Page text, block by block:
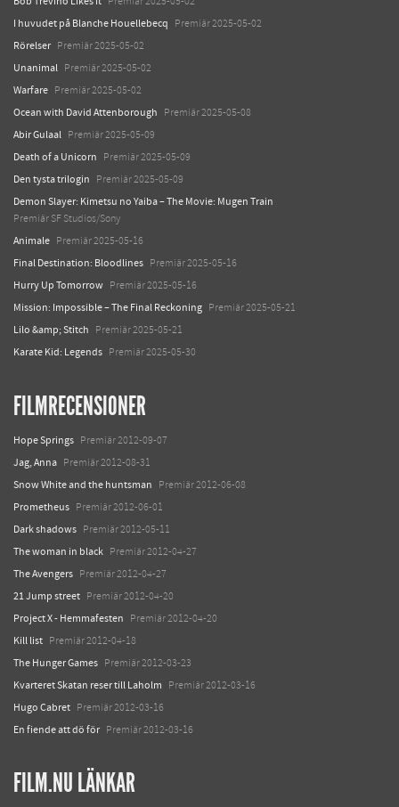
I huvudet på Blanche Houellebecq Premiär 2025-05-02
Rörelser Premiär 2025-05-02
Unanimal Premiär 2025-05-02
Warfare Premiär 2025-05-02
Ocean with David Attenborough Premiär 2025-05-08
Abir Gulaal Premiär 2025-05-09
Death of a Unicorn Premiär 2025-05-09
Den tysta trilogin Premiär 2025-05-09
Demon Slayer: Kimetsu no Yaiba – The Movie: Mugen Train
Premiär SF Studios/Sony
Animale Premiär 2025-05-16
Final Destination: Bloodlines Premiär 2025-05-16
Hurry Up Tomorrow Premiär 2025-05-16
Mission: Impossible – The Final Reckoning Premiär 2025-05-21
Lilo &amp; Stitch Premiär 2025-05-21
Karate Kid: Legends Premiär 2025-05-30
FILMRECENSIONER
Hope Springs Premiär 2012-09-07
Jag, Anna Premiär 2012-08-31
Snow White and the huntsman Premiär 2012-06-08
Prometheus Premiär 2012-06-01
Dark shadows Premiär 2012-05-11
The woman in black Premiär 2012-04-27
The Avengers Premiär 2012-04-27
21 Jump street Premiär 2012-04-20
Project X - Hemmafesten Premiär 2012-04-20
Kill list Premiär 2012-04-18
The Hunger Games Premiär 2012-03-23
Kvarteret Skatan reser till Laholm Premiär 2012-03-16
Hugo Cabret Premiär 2012-03-16
En fiende att dö för Premiär 2012-03-16
FILM.NU LÄNKAR